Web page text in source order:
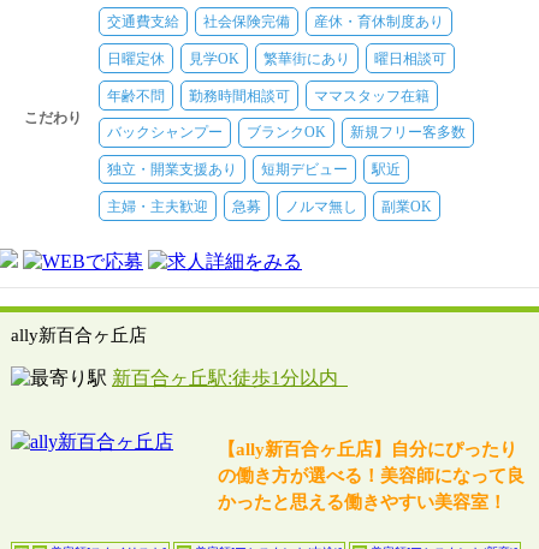
こだわり
交通費支給 社会保険完備 産休・育休制度あり
日曜定休 見学OK 繁華街にあり 曜日相談可
年齢不問 勤務時間相談可 ママスタッフ在籍
バックシャンプー ブランクOK 新規フリー客多数
独立・開業支援あり 短期デビュー 駅近
主婦・主夫歓迎 急募 ノルマ無し 副業OK
ally新百合ヶ丘店
新百合ヶ丘駅:徒歩1分以内
【ally新百合ヶ丘店】自分にぴったり
の働き方が選べる！美容師になって良
かったと思える働きやすい美容室！